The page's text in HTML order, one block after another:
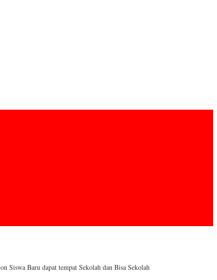
Siswa Baru dapat tempat Sekolah dan Bisa Sekolah